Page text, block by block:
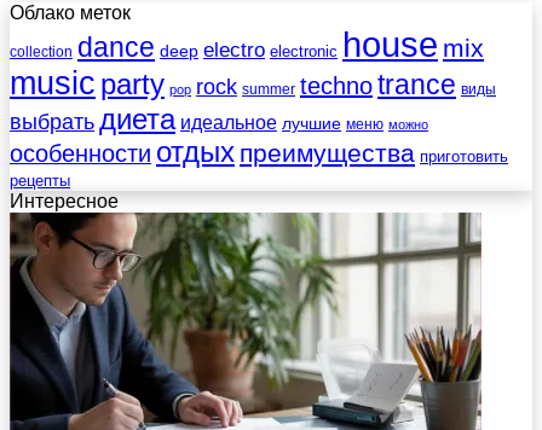
Облако меток
collection dance deep electro electronic house mix
music party pop rock summer technotrance виды
выбратьдиета идеальное лучшие меню можно
особенности отдых преимущества приготовить
рецепты
Интересное